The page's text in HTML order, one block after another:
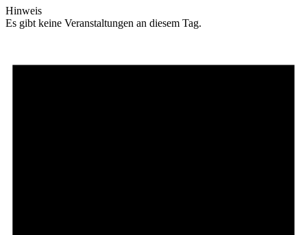
Hinweis
Es gibt keine Veranstaltungen an diesem Tag.